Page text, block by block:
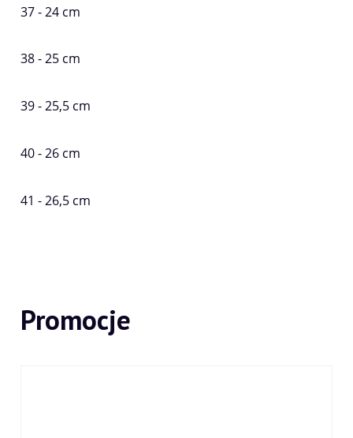
37 - 24 cm
38 - 25 cm
39 - 25,5 cm
40 - 26 cm
41 - 26,5 cm
Promocje